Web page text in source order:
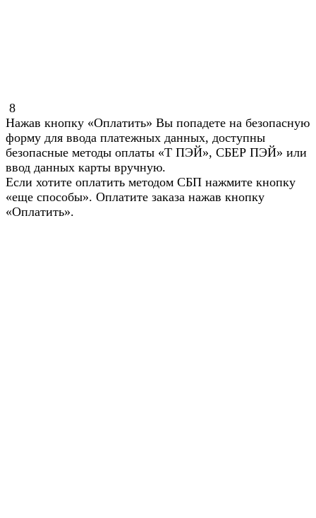
8
Нажав кнопку «Оплатить» Вы попадете на безопасную
форму для ввода платежных данных, доступны
безопасные методы оплаты «Т ПЭЙ», СБЕР ПЭЙ» или
ввод данных карты вручную.
Если хотите оплатить методом СБП нажмите кнопку
«еще способы». Оплатите заказа нажав кнопку
«Оплатить».